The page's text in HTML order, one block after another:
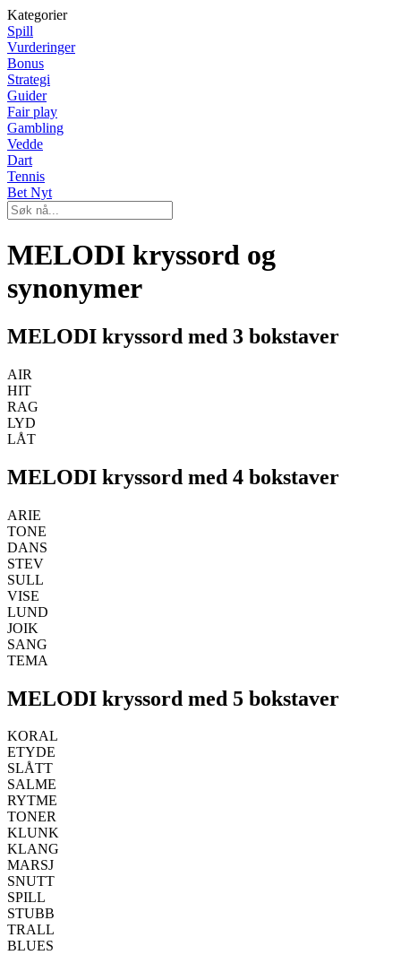
Kategorier
Spill
Vurderinger
Bonus
Strategi
Guider
Fair play
Gambling
Vedde
Dart
Tennis
Bet Nyt
MELODI kryssord og
synonymer
MELODI kryssord med 3 bokstaver
AIR
HIT
RAG
LYD
LÅT
MELODI kryssord med 4 bokstaver
ARIE
TONE
DANS
STEV
SULL
VISE
LUND
JOIK
SANG
TEMA
MELODI kryssord med 5 bokstaver
KORAL
ETYDE
SLÅTT
SALME
RYTME
TONER
KLUNK
KLANG
MARSJ
SNUTT
SPILL
STUBB
TRALL
BLUES